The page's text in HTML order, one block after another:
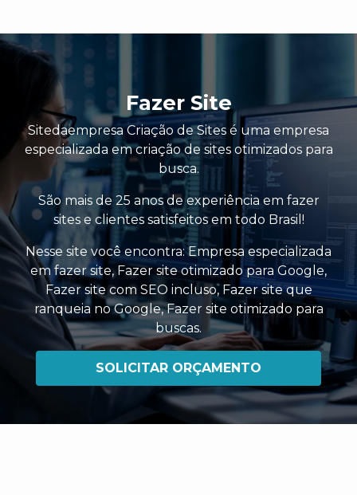
Fazer Site
Sitedaempresa Criação de Sites é uma empresa
especializada em criação de sites otimizados para
busca.
São mais de 25 anos de experiência em fazer
sites e clientes satisfeitos em todo Brasil!
Nesse site você encontra:Empresa especializada
em fazer site,Fazer site otimizado para Google,
Fazer site com SEO incluso, Fazer site que
ranqueia no Google,Fazer site otimizado para
buscas.
SOLICITAR ORÇAMENTO